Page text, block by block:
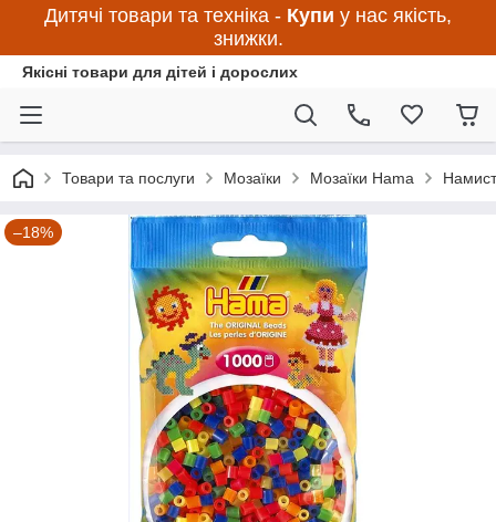
Дитячі товари та техніка - Купи у нас якість,
знижки.
Якісні товари для дітей і дорослих
Товари та послуги Мозаїки Мозаїки Hama
–18%